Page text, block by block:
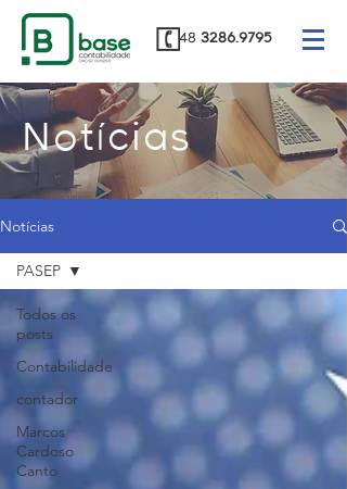
48 3286.9795
Notícias
Notícias
Todos os
posts
Contabilidade
contador
Marcos
Cardoso
Canto
PASEP